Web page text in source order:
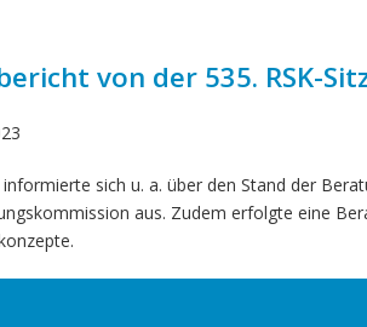
auflisten von der 535. RSK-
informierte sich u. a. über den Stand der
aus. Zudem erfolgte eine